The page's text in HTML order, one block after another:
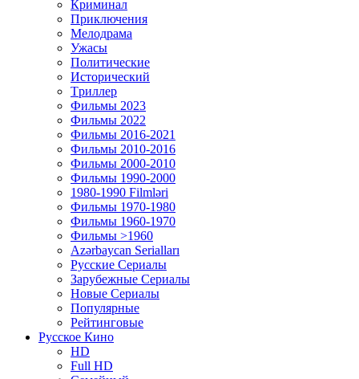
Криминал
Приключения
Мелодрама
Ужасы
Политические
Исторический
Tриллер
Фильмы 2023
Фильмы 2022
Фильмы 2016-2021
Фильмы 2010-2016
Фильмы 2000-2010
Фильмы 1990-2000
1980-1990 Filmləri
Фильмы 1970-1980
Фильмы 1960-1970
Фильмы >1960
Azərbaycan Serialları
Русские Сериалы
Зарубежные Сериалы
Новые Сериалы
Популярные
Рейтинговые
Русское Кино
HD
Full HD